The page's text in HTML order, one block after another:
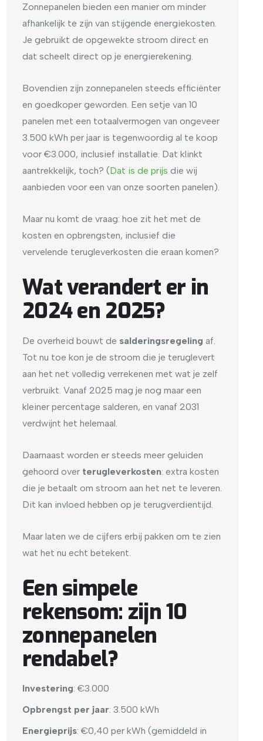
Zonnepanelen bieden een manier om minder
afhankelijk te zijn van stijgende energiekosten.
Je gebruikt de opgewekte stroom direct en
dat scheelt direct op je energierekening.
Bovendien zijn zonnepanelen steeds efficiënter
en goedkoper geworden. Een setje van 10
panelen met een totaalvermogen van ongeveer
3.500 kWh per jaar is tegenwoordig al te koop
voor €3.000, inclusief installatie. Dat klinkt
aantrekkelijk, toch? (Dat is de prijs die wij
aanbieden voor een van onze soorten panelen).
Maar nu komt de vraag: hoe zit het met de
kosten en opbrengsten, inclusief die
vervelende terugleverkosten die eraan komen?
Wat verandert er in
2024 en 2025?
De overheid bouwt de salderingsregeling af.
Tot nu toe kon je de stroom die je teruglevert
aan het net volledig verrekenen met wat je zelf
verbruikt. Vanaf 2025 mag je nog maar een
kleiner percentage salderen, en vanaf 2031
verdwijnt het helemaal.
Daarnaast worden er steeds meer geluiden
gehoord over terugleverkosten: extra kosten
die je betaalt om stroom aan het net te leveren.
Dit kan invloed hebben op je terugverdientijd.
Maar laten we de cijfers erbij pakken om te zien
wat het nu echt betekent.
Een simpele
rekensom: zijn 10
zonnepanelen
rendabel?
Investering: €3.000
Opbrengst per jaar: 3.500 kWh
Energieprijs: €0,40 per kWh (gemiddeld in